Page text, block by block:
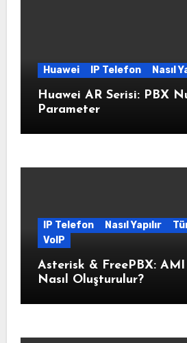
Huawei IP Telefon Nasıl
Huawei AR Serisi: PBX
Parameter
IP Telefon Nasıl Yapılır
VoIP
Asterisk & FreePBX: AMI
Nasıl Oluşturulur?